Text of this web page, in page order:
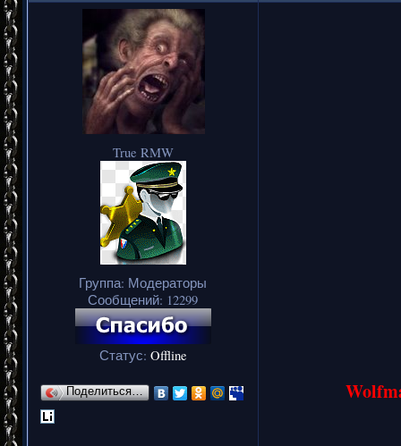
True RMW
Группа: Модераторы
Сообщений: 12299
Статус: Offline
Поделиться…